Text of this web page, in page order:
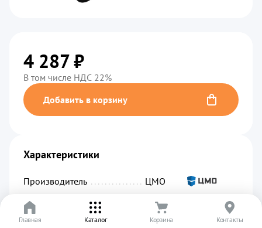
4 287 ₽
В том числе НДС 22%
Добавить в корзину
Характеристики
Производитель
ЦМО
Код производителя
R-16-8S-V-440-3
Артикул
УТ-00003031
Главная Каталог Корзина Контакты